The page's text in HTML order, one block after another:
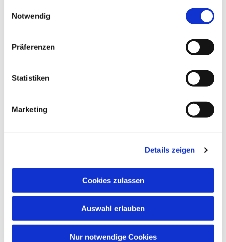
Notwendig
Präferenzen
Statistiken
Marketing
Details zeigen
Cookies zulassen
Auswahl erlauben
Nur notwendige Cookies